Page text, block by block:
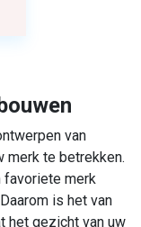
van
merk te betrekken.
favoriete merk
is het van
het gezicht van uw